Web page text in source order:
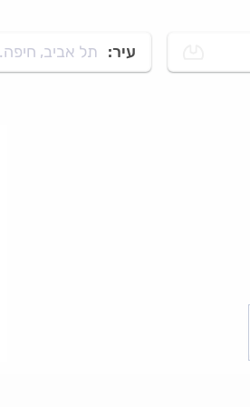
עיר: תל אביב,